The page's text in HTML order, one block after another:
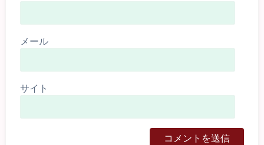
メール
サイト